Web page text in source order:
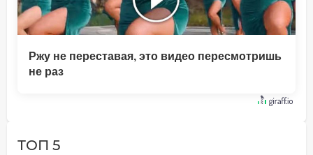
Ржу не переставая, это видео пересмотришь
не раз
ТОП 5